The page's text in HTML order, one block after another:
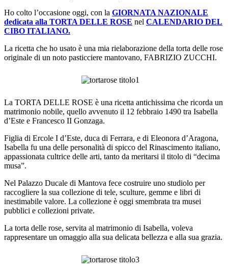
Ho colto l’occasione oggi, con la GIORNATA NAZIONALE
dedicata alla TORTA DELLE ROSE nel CALENDARIO DEL
CIBO ITALIANO.
La ricetta che ho usato è una mia rielaborazione della torta delle rose
originale di un noto pasticciere mantovano, FABRIZIO ZUCCHI.
La TORTA DELLE ROSE è una ricetta antichissima che ricorda un
matrimonio nobile, quello avvenuto il 12 febbraio 1490 tra Isabella
d’Este e Francesco II Gonzaga.
Figlia di Ercole I d’Este, duca di Ferrara, e di Eleonora d’Aragona,
Isabella fu una delle personalità di spicco del Rinascimento italiano,
appassionata cultrice delle arti, tanto da meritarsi il titolo di “decima
musa”.
Nel Palazzo Ducale di Mantova fece costruire uno studiolo per
raccogliere la sua collezione di tele, sculture, gemme e libri di
inestimabile valore. La collezione è oggi smembrata tra musei
pubblici e collezioni private.
La torta delle rose, servita al matrimonio di Isabella, voleva
rappresentare un omaggio alla sua delicata bellezza e alla sua grazia.